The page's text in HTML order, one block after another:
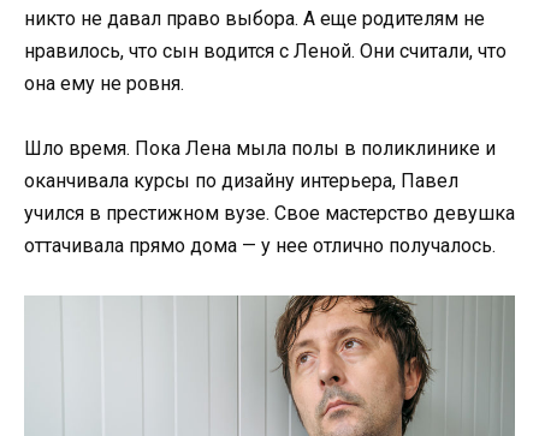
никто не давал право выбора. А еще родителям не
нравилось, что сын водится с Леной. Они считали, что
она ему не ровня.
Шло время. Пока Лена мыла полы в поликлинике и
оканчивала курсы по дизайну интерьера, Павел
учился в престижном вузе. Свое мастерство девушка
оттачивала прямо дома — у нее отлично получалось.